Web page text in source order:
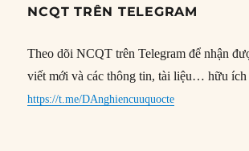
NCQT TRÊN TELEGRAM
Theo dõi NCQT trên Telegram để nhận
viết mới và các thông tin, tài liệu… hữu ích
https://t.me/DAnghiencuuquocte